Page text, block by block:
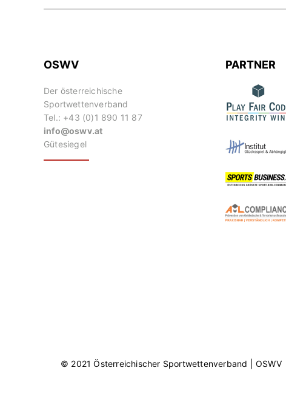
OSWV
Der österreichische
Sportwettenverband
Tel.: +43 (0)1 890 11 87
info@oswv.at
Gütesiegel
PARTNER
© 2021 Österreichischer Sportwettenverband | OSWV